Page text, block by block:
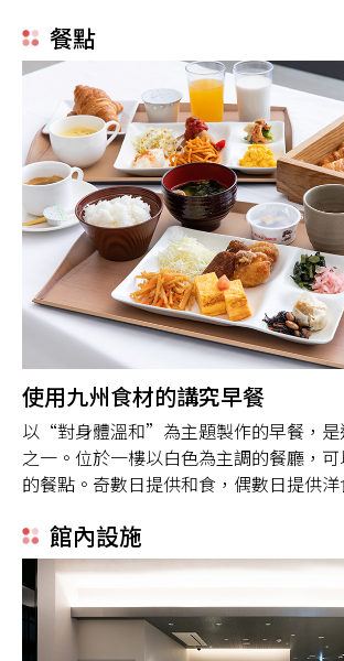
餐點
使用九州食材的講究早餐
以“對身體溫和”為主題製作的早餐，是
之一。位於一樓以白色為主調的餐廳，
的餐點。奇數日提供和食，偶數日提供洋
館內設施